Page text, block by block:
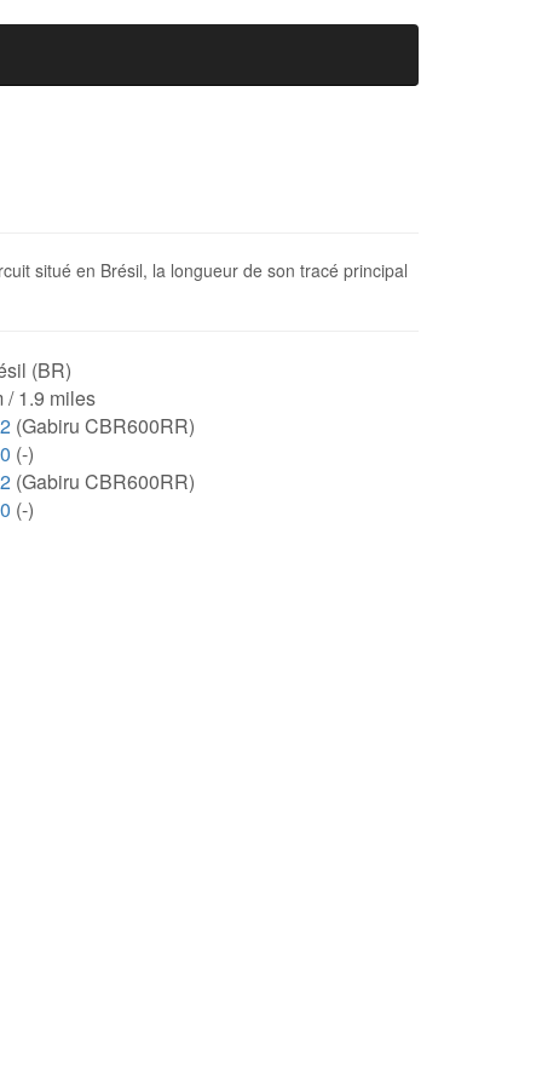
situé en Brésil, la longueur de son tracé principal
(BR)
/ 1.9 miles
(Gabiru CBR600RR)
(-)
(Gabiru CBR600RR)
(-)